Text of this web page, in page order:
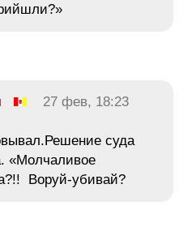
27 фев, 18:23
суда
«Молчаливое
Воруй-убивай?